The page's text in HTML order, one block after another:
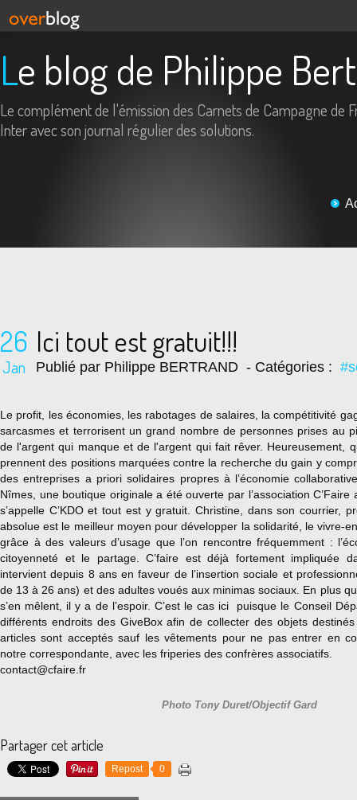
Le blog de Philippe
Le complément de l'émission des Carnets de Campagne de
Inter avec son journal régulier des solutions.
26
Jan
Ici tout est gratuit!!!
Publié par Philippe BERTRAND - Catégories :
Le profit, les économies, les rabotages de salaires, la compétitivité
sarcasmes et terrorisent un grand nombre de personnes prises au
de l'argent qui manque et de l'argent qui fait rêver. Heureusement,
prennent des positions marquées contre la recherche du gain y
des entreprises a priori solidaires propres à l’économie
Nîmes, une boutique originale a été ouverte par l’association C’Faire
s’appelle C’KDO et tout est y gratuit. Christine, dans son courrier,
absolue est le meilleur moyen pour développer la solidarité, le vivre-
grâce à des valeurs d’usage que l’on rencontre fréquemment :
citoyenneté et le partage. C’faire est déjà fortement impliquée
intervient depuis 8 ans en faveur de l’insertion sociale et
de 13 à 26 ans) et des adultes voués aux minimas sociaux. En plus
s’en mêlent, il y a de l’espoir. C’est le cas ici puisque le Conseil
différents endroits des GiveBox afin de collecter des objets
articles sont acceptés sauf les vêtements pour ne pas entrer en
notre correspondante, avec les friperies des confrères associatifs.
contact@cfaire.fr
Photo Tony Duret/Objectif Gard
Partager cet article
Repost 0